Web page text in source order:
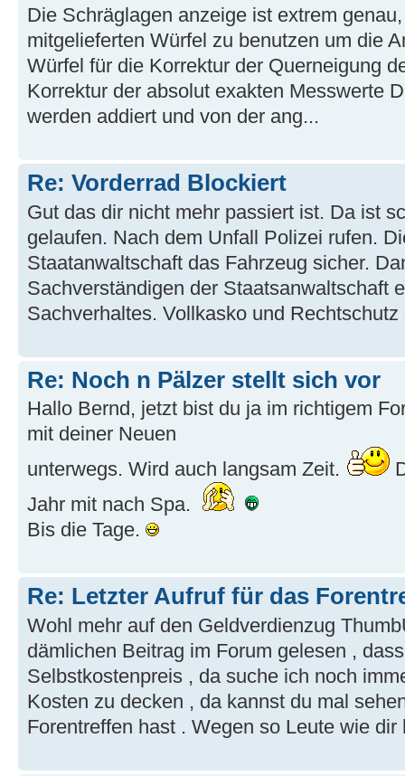
Die Schräglagen anzeige ist extrem
mitgelieferten Würfel zu benutzen um die
Würfel für die Korrektur der Querneigung
Korrektur der absolut exakten Messwerte
werden addiert und von der ang...
Re: Vorderrad Blockiert
Gut das dir nicht mehr passiert ist. Da ist
gelaufen. Nach dem Unfall Polizei rufen.
Staatanwaltschaft das Fahrzeug sicher.
Sachverständigen der Staatsanwaltschaft
Sachverhaltes. Vollkasko und Rechtschutz
Re: Noch n Pälzer stellt sich vor
Hallo Bernd, jetzt bist du ja im richtigem
mit deiner Neuen
unterwegs. Wird auch langsam Zeit.
Jahr mit nach Spa.
Bis die Tage.
Re: Letzter Aufruf für das
Wohl mehr auf den Geldverdienzug
dämlichen Beitrag im Forum gelesen ,
Selbstkostenpreis , da suche ich noch
Kosten zu decken , da kannst du mal
Forentreffen hast . Wegen so Leute wie dir